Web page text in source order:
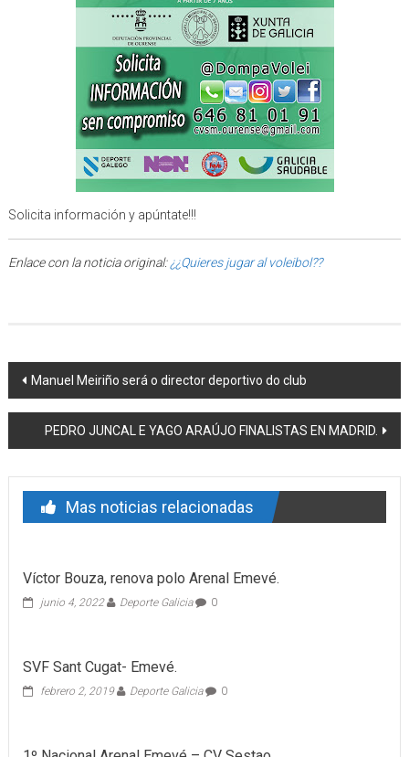
Solicita información y apúntate!!!
Enlace con la noticia original:¿¿Quieres jugar al voleibol??
Post navigation
Manuel Meiriño será o director deportivo do club
PEDRO JUNCAL E YAGO ARAÚJO FINALISTAS EN MADRID.
Mas noticias relacionadas
Víctor Bouza, renova polo Arenal Emevé.
junio 4, 2022 Deporte Galicia 0
SVF Sant Cugat- Emevé.
febrero 2, 2019 Deporte Galicia 0